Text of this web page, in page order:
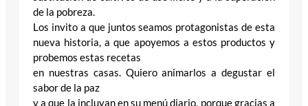
de la pobreza.
Los invito a que juntos seamos protagonistas de esta
nueva historia, a que apoyemos a estos productos y
probemos estas recetas
en nuestras casas. Quiero animarlos a degustar el
sabor de la paz
y a que la incluyan en su menú diario, porque gracias a